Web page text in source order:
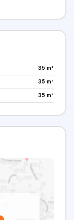
35 m²
35 m²
35 m²